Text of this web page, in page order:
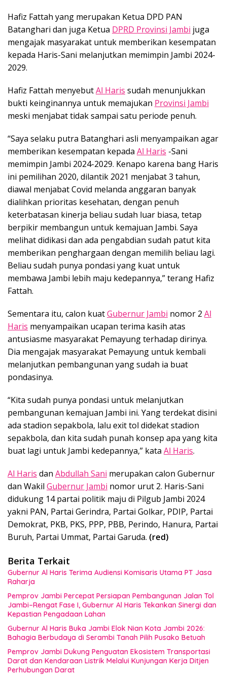
Hafiz Fattah yang merupakan Ketua DPD PAN
Batanghari dan juga Ketua DPRD Provinsi Jambi juga
mengajak masyarakat untuk memberikan kesempatan
kepada Haris-Sani melanjutkan memimpin Jambi 2024-
2029.
Hafiz Fattah menyebutAl Haris sudah menunjukkan
bukti keinginannya untuk memajukan Provinsi Jambi
meski menjabat tidak sampai satu periode penuh.
“Saya selaku putra Batanghari asli menyampaikan agar
memberikan kesempatan kepada Al Haris -Sani
memimpin Jambi 2024-2029. Kenapo karena bang Haris
ini pemilihan 2020, dilantik 2021 menjabat 3 tahun,
diawal menjabat Covid melanda anggaran banyak
dialihkan prioritas kesehatan, dengan penuh
keterbatasan kinerja beliau sudah luar biasa, tetap
berpikir membangun untuk kemajuan Jambi. Saya
melihat didikasi dan ada pengabdian sudah patut kita
memberikan penghargaan dengan memilih beliau lagi.
Beliau sudah punya pondasi yang kuat untuk
membawa Jambi lebih maju kedepannya,” terang Hafiz
Fattah.
Sementara itu, calon kuatGubernur Jambi nomor 2 Al
Haris menyampaikan ucapan terima kasih atas
antusiasme masyarakat Pemayung terhadap dirinya.
Dia mengajak masyarakat Pemayung untuk kembali
melanjutkan pembangunan yang sudah ia buat
pondasinya.
“Kita sudah punya pondasi untuk melanjutkan
pembangunan kemajuan Jambi ini. Yang terdekat disini
ada stadion sepakbola, lalu exit tol didekat stadion
sepakbola, dan kita sudah punah konsep apa yang kita
buat lagi untuk Jambi kedepannya,” kata Al Haris.
Al Haris dan Abdullah Sani merupakan calon Gubernur
dan Wakil Gubernur Jambi nomor urut 2. Haris-Sani
didukung 14 partai politik maju di Pilgub Jambi 2024
yakni PAN, Partai Gerindra, Partai Golkar, PDIP, Partai
Demokrat, PKB, PKS, PPP, PBB, Perindo, Hanura, Partai
Buruh, Partai Ummat, Partai Garuda. (red)
Berita Terkait
Gubernur Al Haris Terima Audiensi Komisaris Utama PT Jasa
Raharja
Pemprov Jambi Percepat Persiapan Pembangunan Jalan Tol
Jambi–Rengat Fase I, Gubernur Al Haris Tekankan Sinergi dan
Kepastian Pengadaan Lahan
Gubernur Al Haris Buka Jambi Elok Nian Kota Jambi 2026:
Bahagia Berbudaya di Serambi Tanah Pilih Pusako Betuah
Pemprov Jambi Dukung Penguatan Ekosistem Transportasi
Darat dan Kendaraan Listrik Melalui Kunjungan Kerja Ditjen
Perhubungan Darat